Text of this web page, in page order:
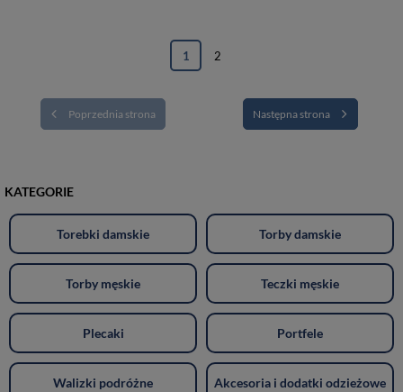
Poprzednia strona
1 2
Następna strona
KATEGORIE
Torebki damskie Torby damskie
Torby męskie Teczki męskie
Plecaki Portfele
Walizki podróżne Akcesoria i dodatki odzieżowe